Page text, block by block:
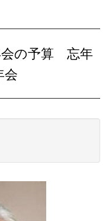
会の予算 忘年